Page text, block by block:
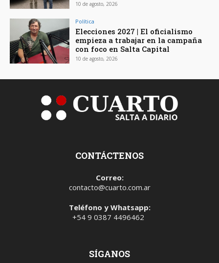
10 de agosto, 2026
Política
Elecciones 2027 | El oficialismo
empieza a trabajar en la campaña
con foco en Salta Capital
10 de agosto, 2026
CONTÁCTENOS
Correo:
contacto@cuarto.com.ar
Teléfono y Whatsapp:
+54 9 0387 4496462
SÍGANOS